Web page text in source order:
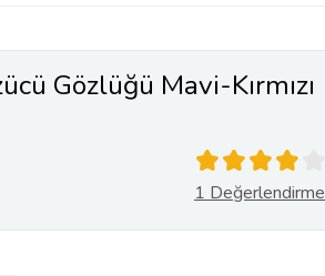
Gözlüğü Mavi-Kırmızı
1 Değerlendirme